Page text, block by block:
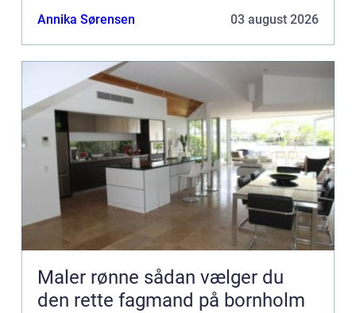
Annika Sørensen 03 august 2026
Maler rønne sådan vælger du
den rette fagmand på bornholm